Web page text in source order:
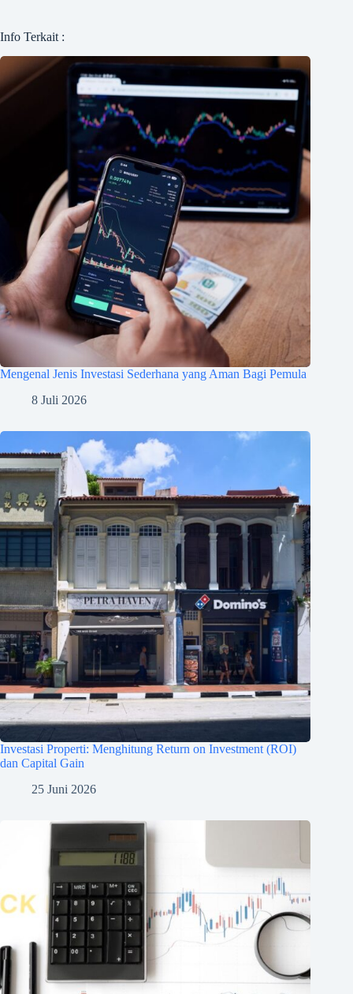
Info Terkait :
Mengenal Jenis Investasi Sederhana yang Aman Bagi Pemula
8 Juli 2026
Investasi Properti: Menghitung Return on Investment (ROI)
dan Capital Gain
25 Juni 2026